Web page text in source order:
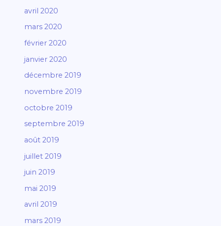
avril 2020
mars 2020
février 2020
janvier 2020
décembre 2019
novembre 2019
octobre 2019
septembre 2019
août 2019
juillet 2019
juin 2019
mai 2019
avril 2019
mars 2019